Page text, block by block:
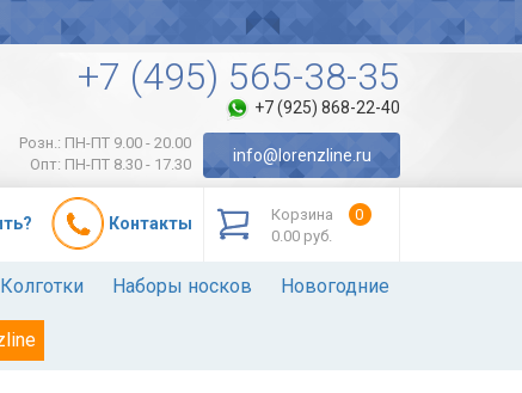
+7 (495) 565-38-35
+7 (925) 868-22-40
Розн.: ПН-ПТ 9.00 - 20.00
Опт: ПН-ПТ 8.30 - 17.30
info@lorenzline.ru
Контакты Корзина
0
0.00 руб.
Колготки Наборы носков Новогодние